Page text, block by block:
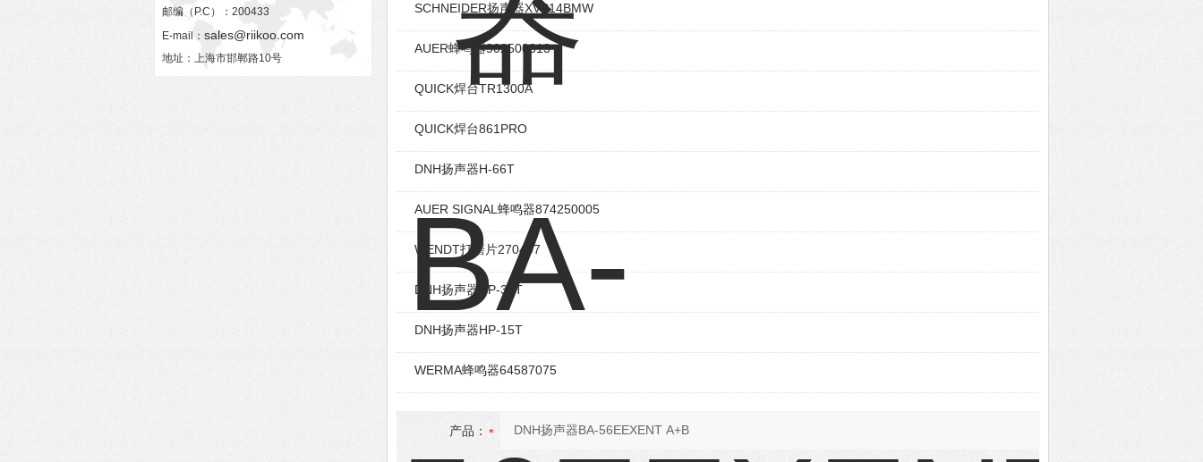
邮编（P.C）：200433
E-mail： sales@riikoo.com
地址：上海市邯郸路10号
SCHNEIDER扬声器XVS14BMW
AUER蜂鸣器902500313
QUICK焊台TR1300A
QUICK焊台861PRO
DNH扬声器H-66T
AUER SIGNAL蜂鸣器874250005
WENDT打磨片270407
DNH扬声器HP-30T
DNH扬声器HP-15T
WERMA蜂鸣器64587075
产品：